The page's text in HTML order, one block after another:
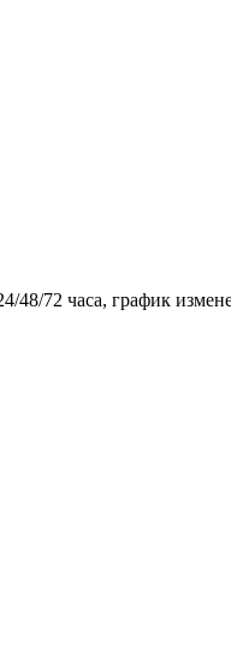
48/72 часа, график